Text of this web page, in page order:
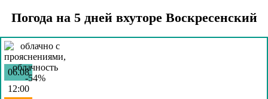
Погода на 5 дней вхуторе Воскресенский
06.08
12:00